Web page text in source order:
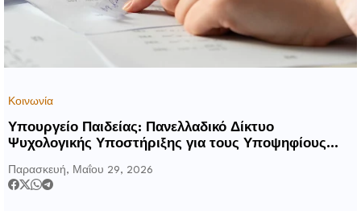
Κοινωνία
Υπουργείο Παιδείας: Πανελλαδικό Δίκτυο
Ψυχολογικής Υποστήριξης για τους Υποψηφίους
Παρασκευή, Μαΐου 29, 2026